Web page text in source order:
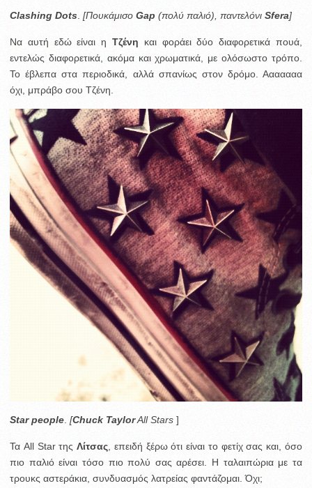
Clashing Dots [Πουκάμισο Gap (πολύ παλιό), παντελόνι Sfera]
Να αυτή εδώ είναι η Τζένη και φοράει δύο διαφορετικά πουά,
εντελώς διαφορετικά, ακόμα και χρωματικά, με ολόσωστο τρόπο.
Το έβλεπα στα περιοδικά, αλλά σπανίως στον δρόμο. Ααααααα
όχι, μπράβο σου Τζένη.
Star people [Chuck TaylorAll Stars ]
Τα All Star τηςΛίτσας , επειδή ξέρω ότι είναι το φετίχ σας και, όσο
πιο παλιό είναι τόσο πιο πολύ σας αρέσει. Η ταλαιπώρια με τα
τρουκς αστεράκια, συνδυασμός λατρείας φαντάζομαι. Όχι;